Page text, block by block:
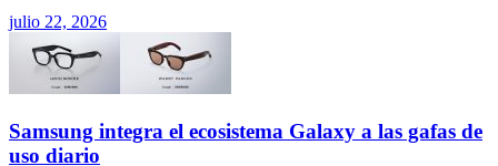
julio 22, 2026
Samsung integra el ecosistema Galaxy a las gafas de
uso diario